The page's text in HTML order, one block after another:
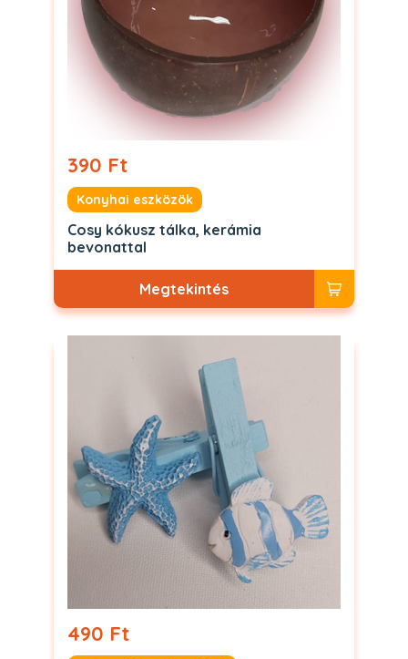
390 Ft
Konyhai eszközök
Cosy kókusz tálka, kerámia
bevonattal
Megtekintés
490 Ft